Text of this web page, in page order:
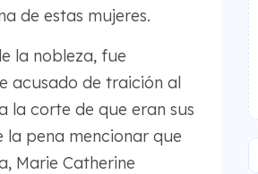
de estas mujeres.
la nobleza, fue
acusado de traición al
la corte de que eran sus
la pena mencionar que
Marie Catherine